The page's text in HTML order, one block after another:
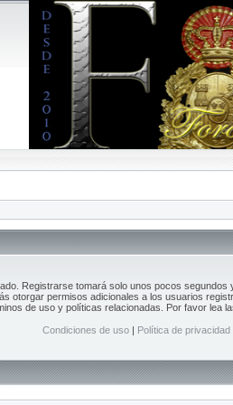
Registrarse tomará solo unos pocos segundos
otorgar permisos adicionales a los usuarios
de uso y políticas relacionadas. Por favor lea
Condiciones de uso| Política de privacidad